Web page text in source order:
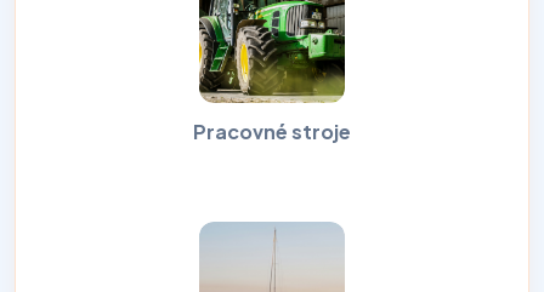
Pracovné stroje